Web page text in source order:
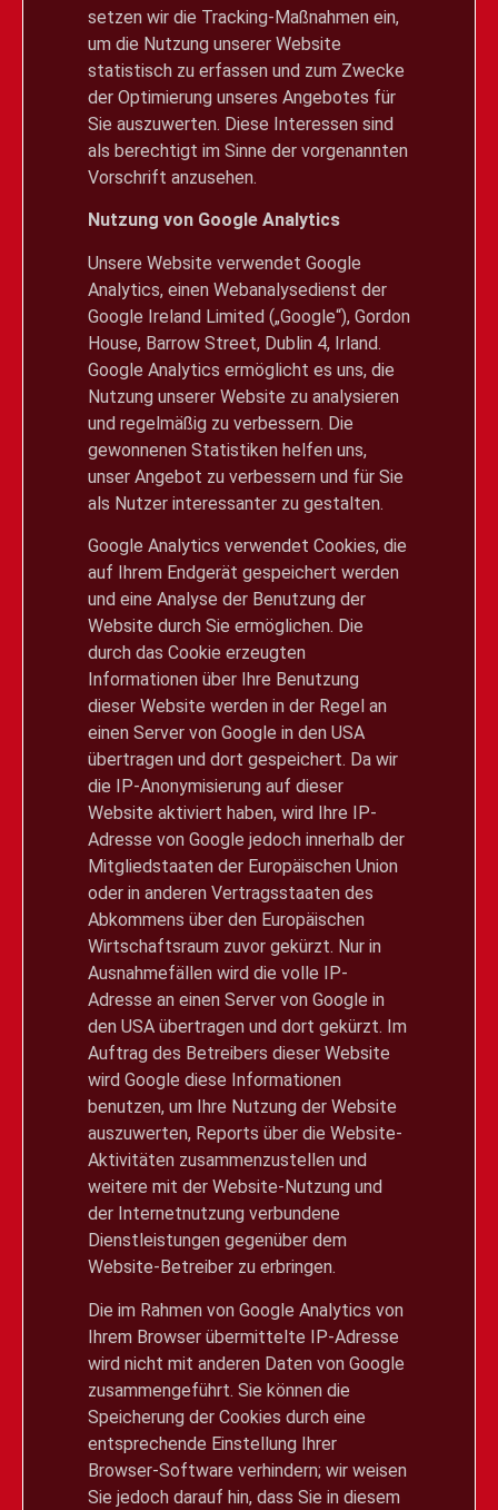
setzen wir die Tracking-Maßnahmen ein,
um die Nutzung unserer Website
statistisch zu erfassen und zum Zwecke
der Optimierung unseres Angebotes für
Sie auszuwerten. Diese Interessen sind
als berechtigt im Sinne der vorgenannten
Vorschrift anzusehen.
Nutzung von Google Analytics
Unsere Website verwendet Google
Analytics, einen Webanalysedienst der
Google Ireland Limited („Google“), Gordon
House, Barrow Street, Dublin 4, Irland.
Google Analytics ermöglicht es uns, die
Nutzung unserer Website zu analysieren
und regelmäßig zu verbessern. Die
gewonnenen Statistiken helfen uns,
unser Angebot zu verbessern und für Sie
als Nutzer interessanter zu gestalten.
Google Analytics verwendet Cookies, die
auf Ihrem Endgerät gespeichert werden
und eine Analyse der Benutzung der
Website durch Sie ermöglichen. Die
durch das Cookie erzeugten
Informationen über Ihre Benutzung
dieser Website werden in der Regel an
einen Server von Google in den USA
übertragen und dort gespeichert. Da wir
die IP-Anonymisierung auf dieser
Website aktiviert haben, wird Ihre IP-
Adresse von Google jedoch innerhalb der
Mitgliedstaaten der Europäischen Union
oder in anderen Vertragsstaaten des
Abkommens über den Europäischen
Wirtschaftsraum zuvor gekürzt. Nur in
Ausnahmefällen wird die volle IP-
Adresse an einen Server von Google in
den USA übertragen und dort gekürzt. Im
Auftrag des Betreibers dieser Website
wird Google diese Informationen
benutzen, um Ihre Nutzung der Website
auszuwerten, Reports über die Website-
Aktivitäten zusammenzustellen und
weitere mit der Website-Nutzung und
der Internetnutzung verbundene
Dienstleistungen gegenüber dem
Website-Betreiber zu erbringen.
Die im Rahmen von Google Analytics von
Ihrem Browser übermittelte IP-Adresse
wird nicht mit anderen Daten von Google
zusammengeführt. Sie können die
Speicherung der Cookies durch eine
entsprechende Einstellung Ihrer
Browser-Software verhindern; wir weisen
Sie jedoch darauf hin, dass Sie in diesem